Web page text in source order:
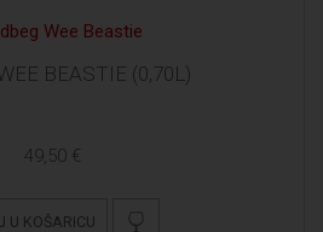
BEASTIE (0,70L)
49,50 €
U KOŠARICU